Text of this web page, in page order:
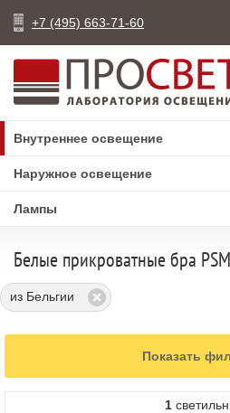
+7 (495) 663-71-60
Внутреннее освещение
Наружное освещение
Лампы
Белые прикроватные бра
из Бельгии
Показать
1